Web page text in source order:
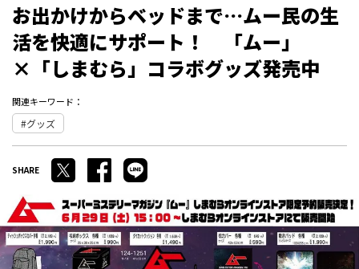
お出かけからベッドまで…ムー民の生
活を快適にサポート！ 「ムー」
×「しまむら」コラボグッズ発売中
関連キーワード：
グッズ